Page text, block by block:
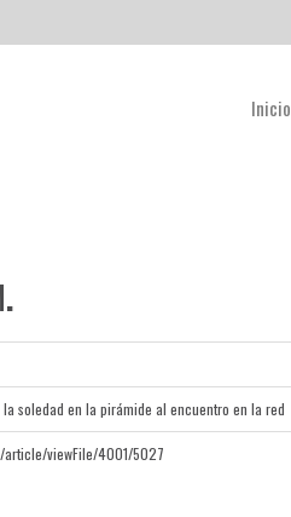
Inicio
soledad en la pirámide al encuentro en la red
viewFile/4001/5027